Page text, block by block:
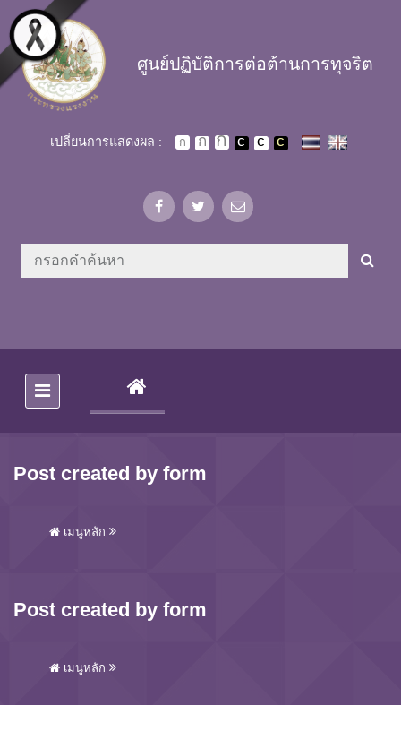
Skip to main content
ศูนย์ปฏิบัติการต่อต้านการทุจริต
เปลี่ยนการแสดงผล :
(CURRENT)
Post created by form
เมนูหลัก
Post created by form
เมนูหลัก